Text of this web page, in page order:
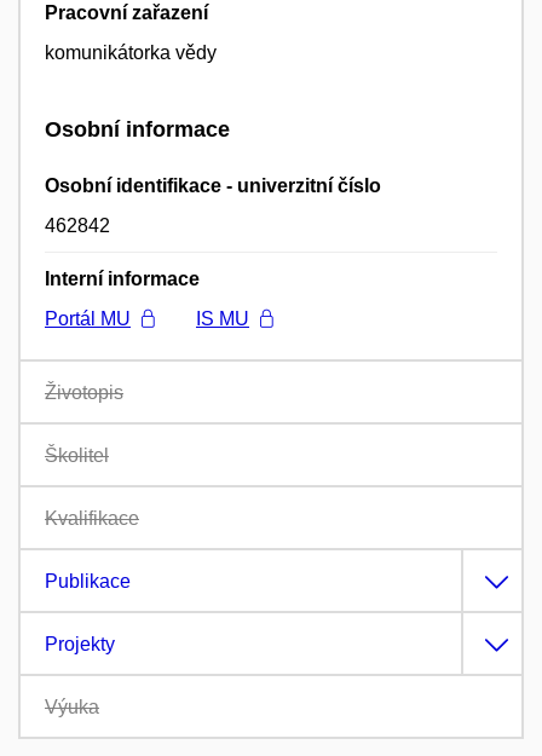
Pracovní zařazení
komunikátorka vědy
Osobní informace
Osobní identifikace - univerzitní číslo
462842
Interní informace
Portál MU
IS MU
Životopis
Školitel
Kvalifikace
Publikace
Projekty
Výuka